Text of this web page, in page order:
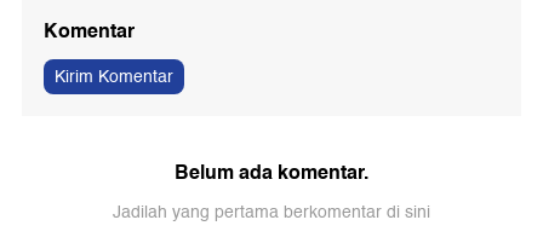
Komentar
Kirim Komentar
Belum ada komentar.
Jadilah yang pertama berkomentar di sini